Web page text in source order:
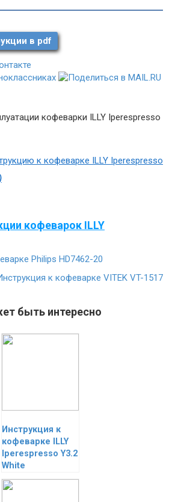
в pdf
кофеварки ILLY Iperespresso
к кофеварке ILLY Iperespresso
кофеварок ILLY
Philips HD7462-20
к кофеварке VITEK VT-1517
быть интересно
Инструкция к
кофеварке ILLY
Iperespresso Y3.2
White